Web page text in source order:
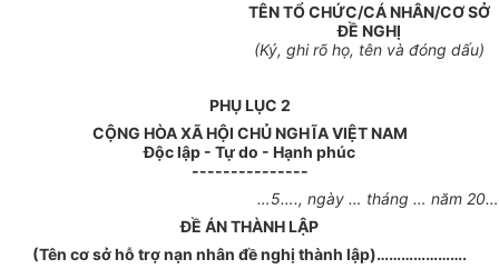
TÊN TỔ CHỨC/CÁ NHÂN/CƠ SỞ
ĐỀ NGHỊ
(Ký, ghi rõ họ, tên và đóng dấu)
PHỤ LỤC 2
CỘNG HÒA XÃ HỘI CHỦ NGHĨA VIỆT NAM
Độc lập - Tự do - Hạnh phúc
---------------
…5…., ngày … tháng … năm 20…
ĐỀ ÁN THÀNH LẬP
(Tên cơ sở hỗ trợ nạn nhân đề nghị thành lập)………………….